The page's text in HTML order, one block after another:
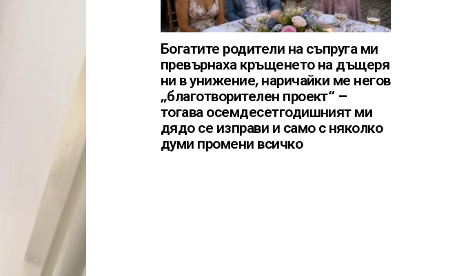
Богатите родители на съпруга ми
превърнаха кръщенето на дъщеря
ни в унижение, наричайки ме негов
„благотворителен проект“ –
тогава осемдесетгодишният ми
дядо се изправи и само с няколко
думи промени всичко